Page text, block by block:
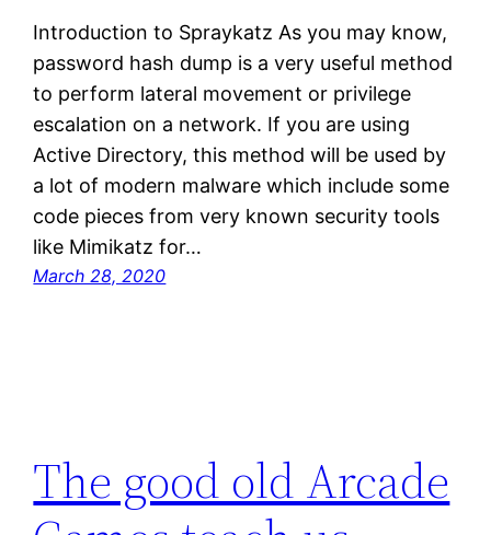
Introduction to Spraykatz As you may know,
password hash dump is a very useful method
to perform lateral movement or privilege
escalation on a network. If you are using
Active Directory, this method will be used by
a lot of modern malware which include some
code pieces from very known security tools
like Mimikatz for…
March 28, 2020
The good old Arcade